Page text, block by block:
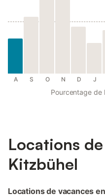
A S O N D J
Pourcentage de
Locations
Kitzbühel
Locations de vacances